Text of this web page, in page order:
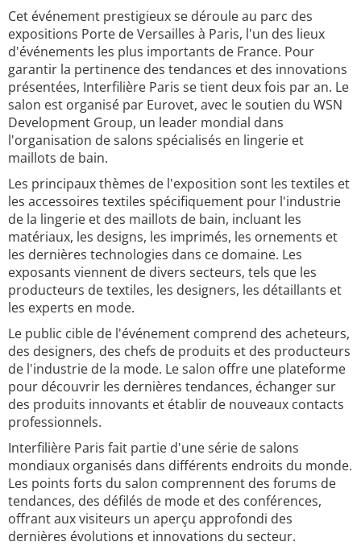
Cet événement prestigieux se déroule au parc des
expositions Porte de Versailles à Paris, l'un des lieux
d'événements les plus importants de France. Pour
garantir la pertinence des tendances et des innovations
présentées, Interfilière Paris se tient deux fois par an. Le
salon est organisé par Eurovet, avec le soutien du WSN
Development Group, un leader mondial dans
l'organisation de salons spécialisés en lingerie et
maillots de bain.
Les principaux thèmes de l'exposition sont les textiles et
les accessoires textiles spécifiquement pour l'industrie
de la lingerie et des maillots de bain, incluant les
matériaux, les designs, les imprimés, les ornements et
les dernières technologies dans ce domaine. Les
exposants viennent de divers secteurs, tels que les
producteurs de textiles, les designers, les détaillants et
les experts en mode.
Le public cible de l'événement comprend des acheteurs,
des designers, des chefs de produits et des producteurs
de l'industrie de la mode. Le salon offre une plateforme
pour découvrir les dernières tendances, échanger sur
des produits innovants et établir de nouveaux contacts
professionnels.
Interfilière Paris fait partie d'une série de salons
mondiaux organisés dans différents endroits du monde.
Les points forts du salon comprennent des forums de
tendances, des défilés de mode et des conférences,
offrant aux visiteurs un aperçu approfondi des
dernières évolutions et innovations du secteur.